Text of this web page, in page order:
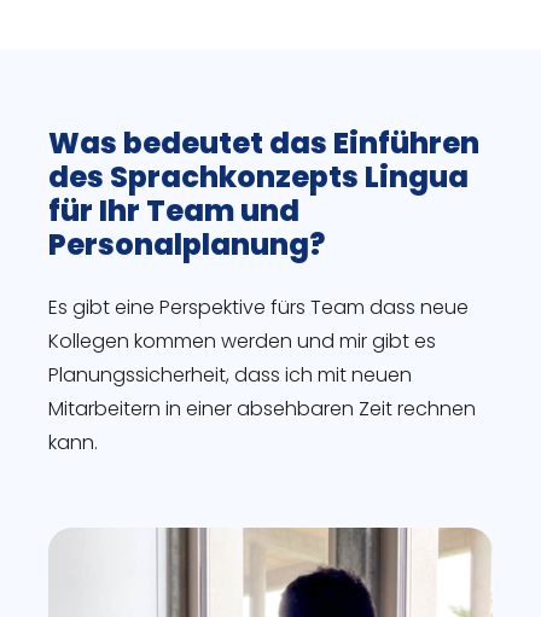
Was bedeutet das Einführen
des Sprachkonzepts Lingua
für Ihr Team und
Personalplanung?
Es gibt eine Perspektive fürs Team dass neue
Kollegen kommen werden und mir gibt es
Planungssicherheit, dass ich mit neuen
Mitarbeitern in einer absehbaren Zeit rechnen
kann.